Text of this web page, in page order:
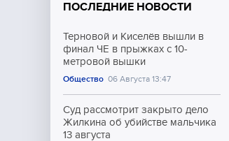
Ближний Восток
Общество
Культура
ПОСЛЕДНИЕ НОВОСТИ
Терновой и Киселёв вышли в
финал ЧЕ в прыжках с 10-
метровой вышки
Общество 06 Августа 13:47
Суд рассмотрит закрыто дело
Жилкина об убийстве мальчика
13 августа